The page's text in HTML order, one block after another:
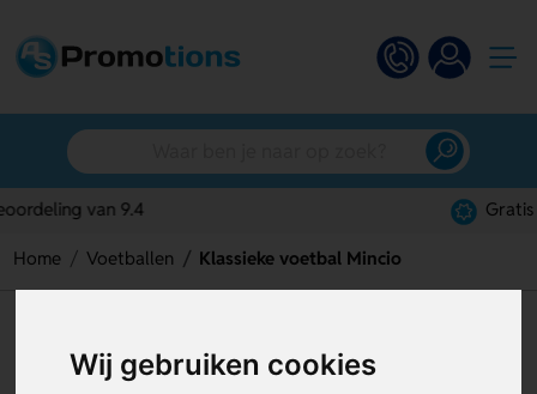
Wij gebruiken cookies
Home Voetballen Klassieke voetbal Mincio
Artikelnummer:130122